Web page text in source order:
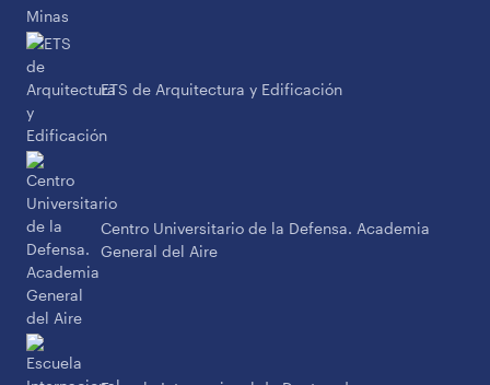
ETS de Arquitectura y Edificación
Centro Universitario de la Defensa. Academia
General del Aire